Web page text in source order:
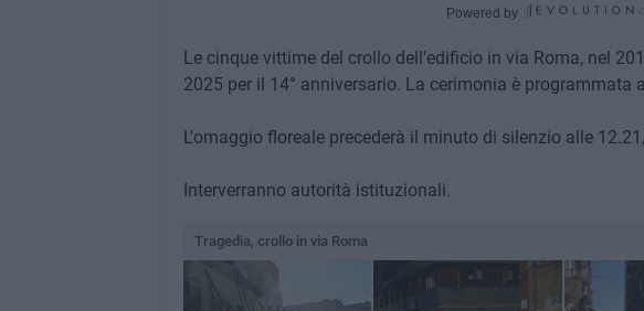
Powered by
Le cinque vittime del crollo dell'edificio in via Roma, nel
2025 per il 14° anniversario. La cerimonia è
L'omaggio floreale precederà il minuto di silenzio alle
Interverranno autorità istituzionali.
Tragedia, crollo in via Roma